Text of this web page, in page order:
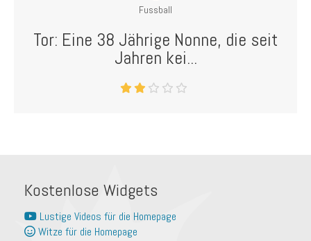
Fussball
Tor: Eine 38 Jährige Nonne, die seit
Jahren kei...
Kostenlose Widgets
Lustige Videos für die Homepage
Witze für die Homepage